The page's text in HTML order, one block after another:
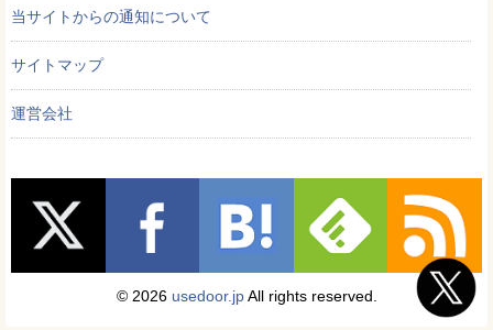
当サイトからの通知について
サイトマップ
運営会社
© 2026 usedoor.jpAll rights reserved.